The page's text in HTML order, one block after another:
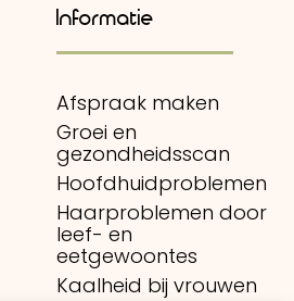
Informatie
Afspraak maken
Groei en
gezondheidsscan
Hoofdhuidproblemen
Haarproblemen door
leef- en
eetgewoontes
Kaalheid bij vrouwen